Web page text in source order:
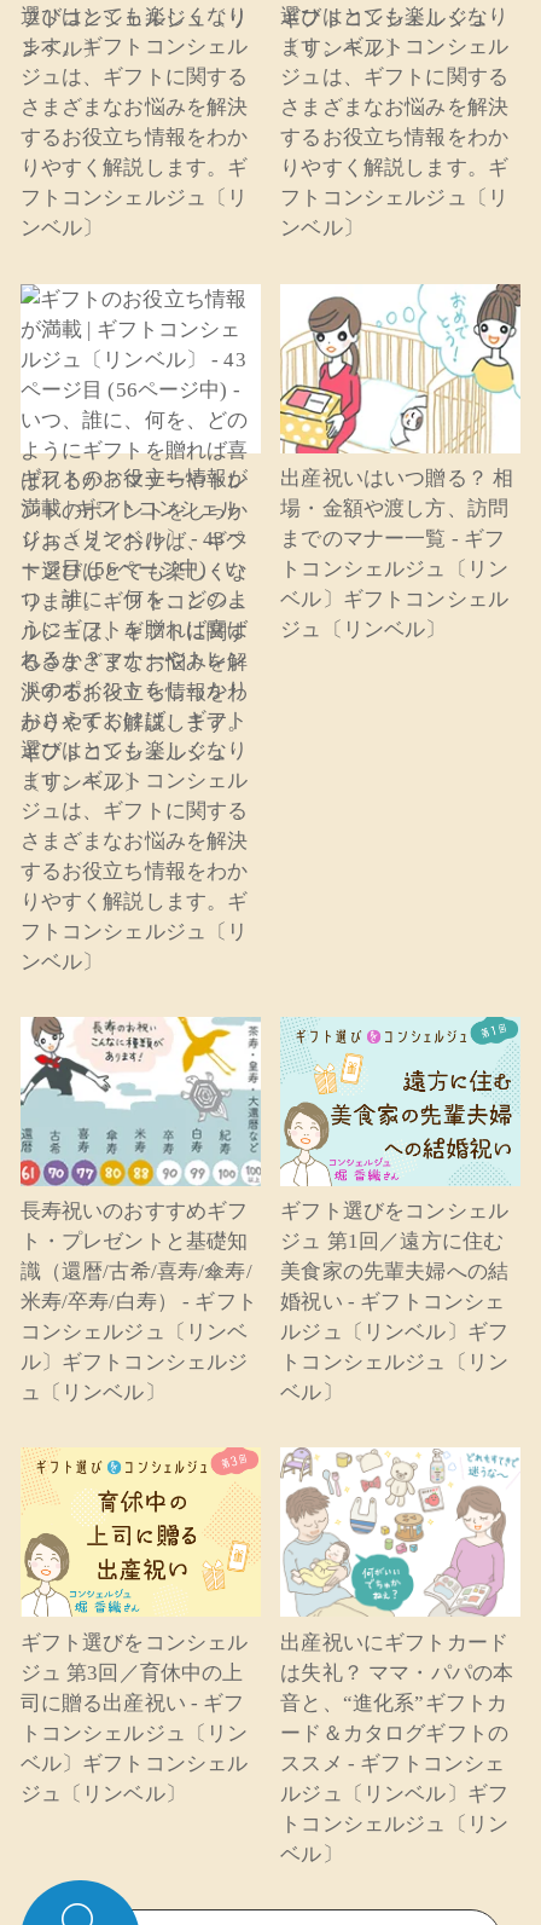
選びはとても楽しくなり
ます。ギフトコンシェル
ジュは、ギフトに関する
さまざまなお悩みを解決
するお役立ち情報をわか
りやすく解説します。ギ
フトコンシェルジュ〔リ
ンベル〕
選びはとても楽しくなり
ます。ギフトコンシェル
ジュは、ギフトに関する
さまざまなお悩みを解決
するお役立ち情報をわか
りやすく解説します。ギ
フトコンシェルジュ〔リ
ンベル〕
ギフトのお役立ち情報が
満載 | ギフトコンシェル
ジュ〔リンベル〕 - 43ペ
ージ目 (56ページ中) - い
つ、誰に、何を、どのよ
うにギフトを贈れば喜ば
れるか？マナーやトレン
ドのポイントをしっかり
おさえておけば、ギフト
選びはとても楽しくなり
ます。ギフトコンシェル
ジュは、ギフトに関する
さまざまなお悩みを解決
するお役立ち情報をわか
りやすく解説します。ギ
フトコンシェルジュ〔リ
ンベル〕
出産祝いはいつ贈る？ 相
場・金額や渡し方、訪問
までのマナー一覧 - ギフ
トコンシェルジュ〔リン
ベル〕ギフトコンシェル
ジュ〔リンベル〕
長寿祝いのおすすめギフ
ト・プレゼントと基礎知
識（還暦/古希/喜寿/傘寿/
米寿/卒寿/白寿） - ギフト
コンシェルジュ〔リンベ
ル〕ギフトコンシェルジ
ュ〔リンベル〕
ギフト選びをコンシェル
ジュ 第1回／遠方に住む
美食家の先輩夫婦への結
婚祝い - ギフトコンシェ
ルジュ〔リンベル〕ギフ
トコンシェルジュ〔リン
ベル〕
ギフト選びをコンシェル
ジュ 第3回／育休中の上
司に贈る出産祝い - ギフ
トコンシェルジュ〔リン
ベル〕ギフトコンシェル
ジュ〔リンベル〕
出産祝いにギフトカード
は失礼？ ママ・パパの本
音と、“進化系”ギフトカ
ード＆カタログギフトの
ススメ - ギフトコンシェ
ルジュ〔リンベル〕ギフ
トコンシェルジュ〔リン
ベル〕